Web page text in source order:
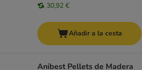
30,92 €
Añadir a la cesta
Anibest Pellets de Madera